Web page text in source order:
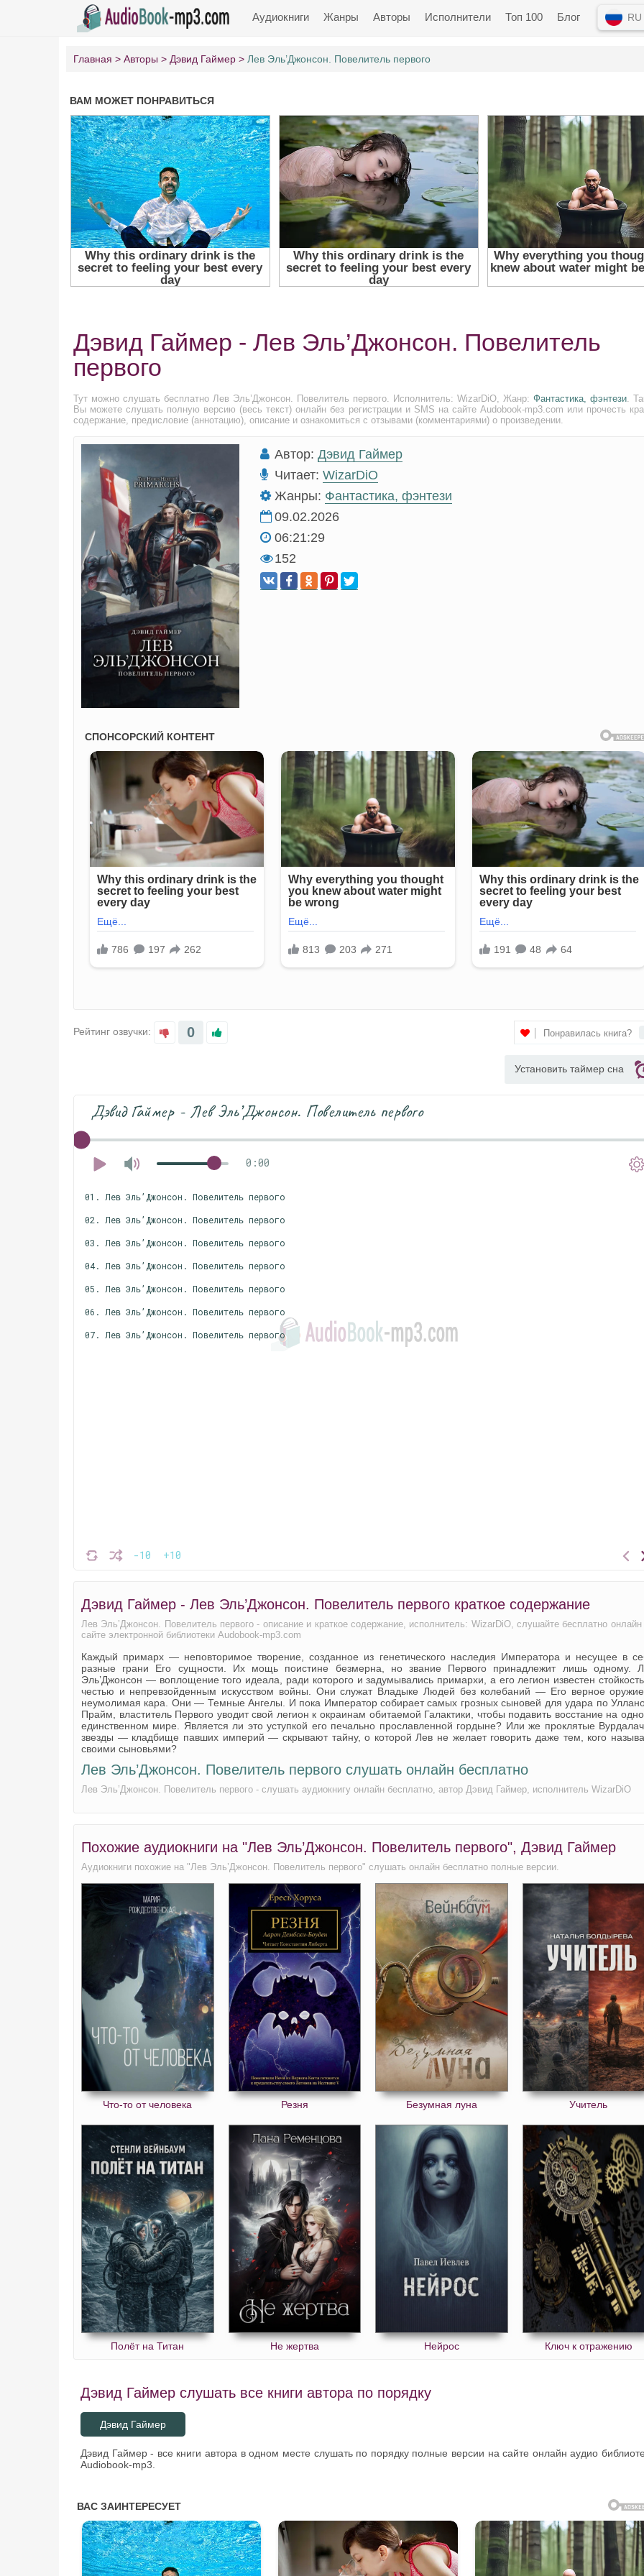
Аудиокниги Жанры Авторы Исполнители Топ 100 Блог RU
Главная Авторы Дэвид Гаймер Лев Эль’Джонсон. Повелитель первого
Дэвид Гаймер - Лев Эль’Джонсон. Повелитель
первого
Тут можно слушать бесплатно Лев Эль’Джонсон. Повелитель первого. Исполнитель: WizarDiO, Жанр: Фантастика, фэнтези.
Вы можете слушать полную версию (весь текст) онлайн без регистрации и SMS на сайте Audobook-mp3.com или прочесть
содержание, предисловие (аннотацию), описание и ознакомиться с отзывами (комментариями) о произведении.
Автор: Дэвид Гаймер
Читает: WizarDiO
Жанры: Фантастика, фэнтези
09.02.2026
06:21:29
152
Рейтинг озвучки: 0 Понравилась книга?
Установить таймер сна
Дэвид Гаймер - Лев Эль’Джонсон. Повелитель первого
0:00
-10 +10
01. Лев Эль’Джонсон. Повелитель первого
02. Лев Эль’Джонсон. Повелитель первого
03. Лев Эль’Джонсон. Повелитель первого
04. Лев Эль’Джонсон. Повелитель первого
05. Лев Эль’Джонсон. Повелитель первого
06. Лев Эль’Джонсон. Повелитель первого
07. Лев Эль’Джонсон. Повелитель первого
Дэвид Гаймер - Лев Эль’Джонсон. Повелитель первого краткое содержание
Лев Эль’Джонсон. Повелитель первого - описание и краткое содержание, исполнитель: WizarDiO, слушайте бесплатно онлайн
сайте электронной библиотеки Audobook-mp3.com
Каждый примарх — неповторимое творение, созданное из генетического наследия Императора и несущее в
разные грани Его сущности. Их мощь поистине безмерна, но звание Первого принадлежит лишь одному.
Эль’Джонсон — воплощение того идеала, ради которого и задумывались примархи, а его легион известен
честью и непревзойденным искусством войны. Они служат Владыке Людей без колебаний — Его верное
неумолимая кара. Они — Темные Ангелы. И пока Император собирает самых грозных сыновей для удара по
Прайм, властитель Первого уводит свой легион к окраинам обитаемой Галактики, чтобы подавить восстание на
единственном мире. Является ли это уступкой его печально прославленной гордыне? Или же проклятые
звезды — кладбище павших империй — скрывают тайну, о которой Лев не желает говорить даже тем, кого
своими сыновьями?
Лев Эль’Джонсон. Повелитель первого слушать онлайн бесплатно
Лев Эль’Джонсон. Повелитель первого - слушать аудиокнигу онлайн бесплатно, автор Дэвид Гаймер, исполнитель WizarDiO
Похожие аудиокниги на "Лев Эль’Джонсон. Повелитель первого", Дэвид Гаймер
Аудиокниги похожие на "Лев Эль’Джонсон. Повелитель первого" слушать онлайн бесплатно полные версии.
Что-то от человека Резня Безумная луна Учитель
Полёт на Титан Не жертва Нейрос Ключ к отражению
Дэвид Гаймер слушать все книги автора по порядку
Дэвид Гаймер
Дэвид Гаймер - все книги автора в одном месте слушать по порядку полные версии на сайте онлайн аудио
Audiobook-mp3.